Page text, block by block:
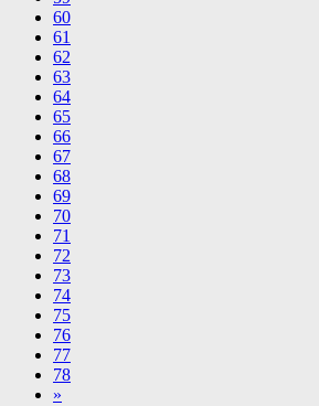
60
61
62
63
64
65
66
67
68
69
70
71
72
73
74
75
76
77
78
»